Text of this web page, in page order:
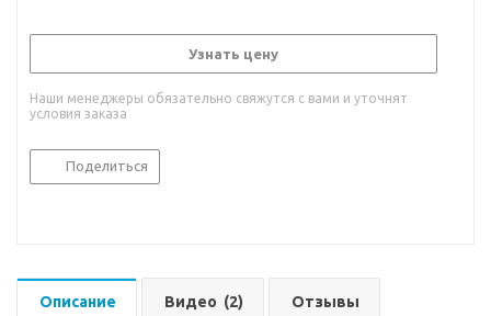
Узнать цену
Наши менеджеры обязательно свяжутся с вами и уточнят
условия заказа
Поделиться
Описание Видео (2) Отзывы